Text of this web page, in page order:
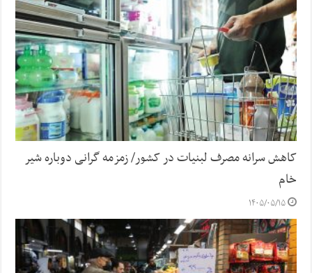
کاهش سرانه مصرف لبنیات در کشور/ زمزمه گرانی دوباره شیر
خام
۱۴۰۵/۰۵/۱۵